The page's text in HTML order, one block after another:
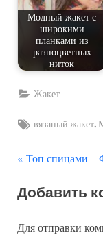
Модный жакет с
широкими
планками из
разноцветных
ниток
Жакет
Tags:
вязаный жакет,
по
записям
П
е
Топ спицами –
Добавить
Для отправки